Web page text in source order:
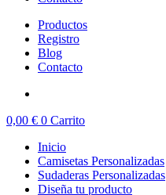
Productos
Registro
Blog
Contacto
0,00 € 0 Carrito
Inicio
Camisetas Personalizadas
Sudaderas Personalizadas
Diseña tu producto